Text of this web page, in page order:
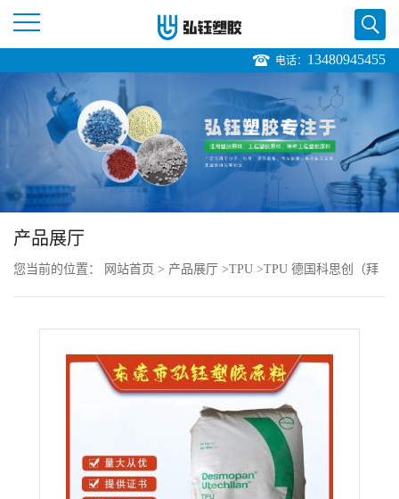
页
公
电话： 13480945455
产品展厅
您当前的位置： 网站首页 > 产品展厅 >TPU >TPU 德国科思创（拜